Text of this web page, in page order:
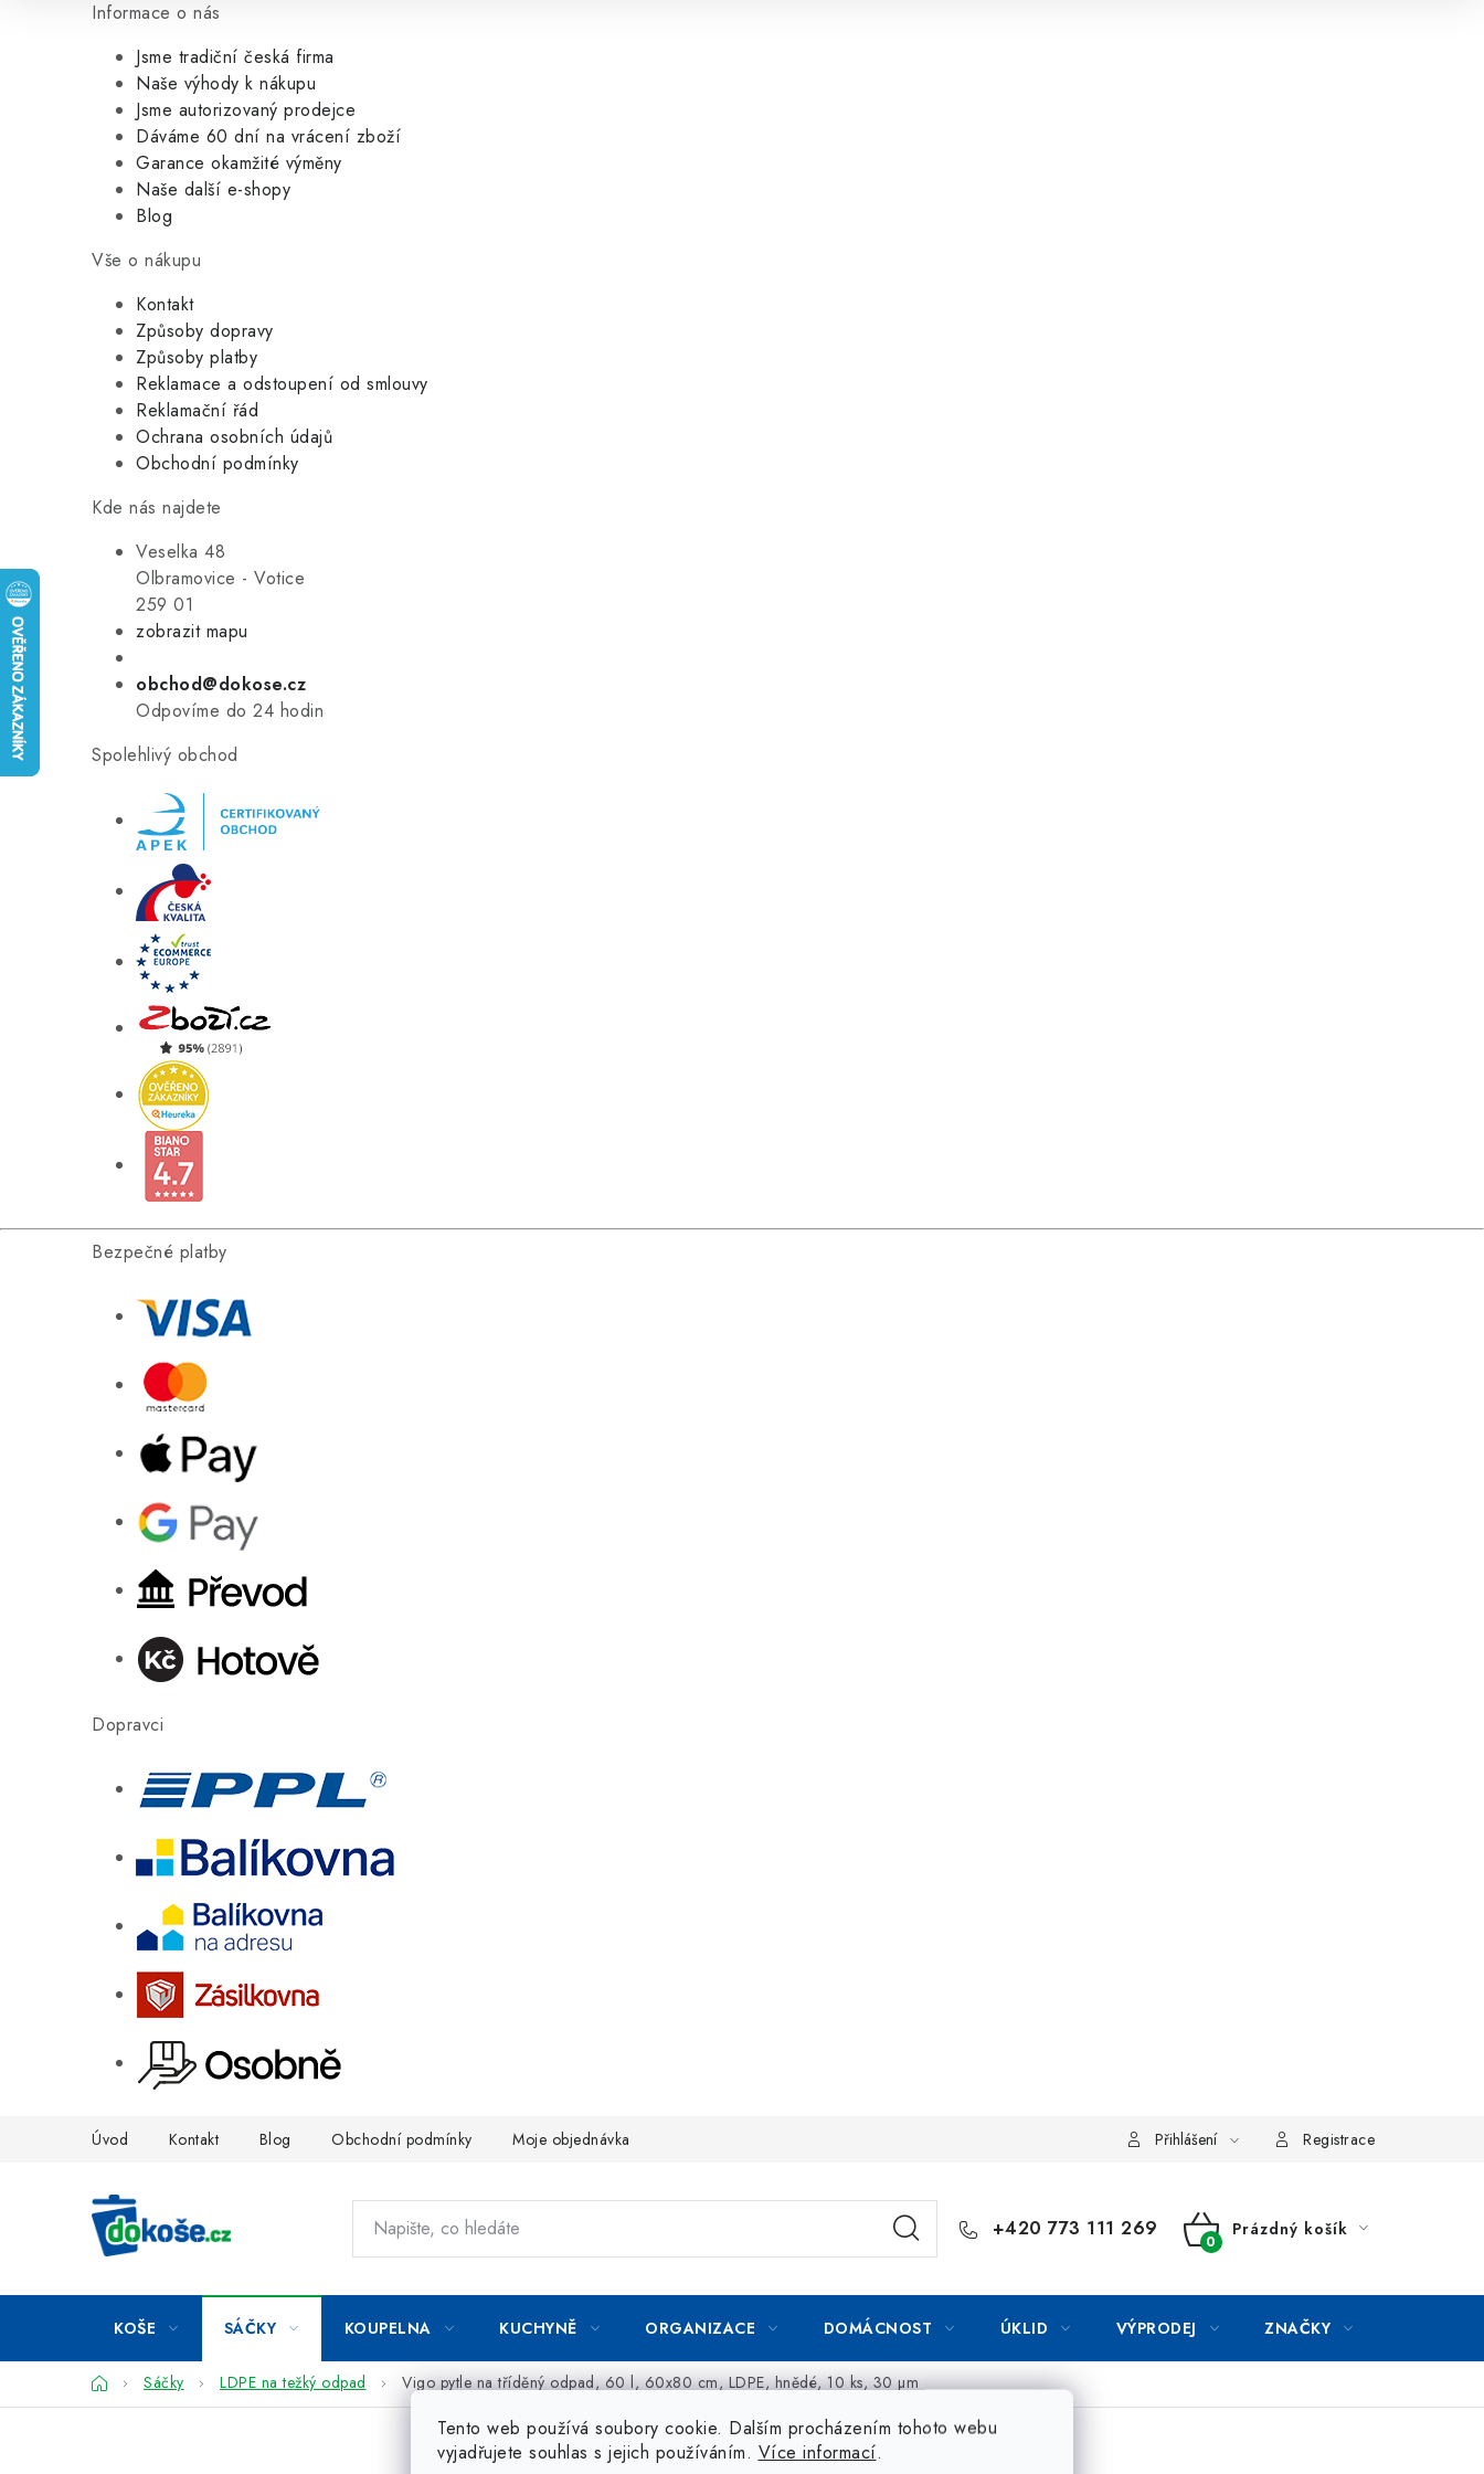
Informace o nás
Jsme tradiční česká firma
Naše výhody k nákupu
Jsme autorizovaný prodejce
Dáváme 60 dní na vrácení zboží
Garance okamžité výměny
Naše další e-shopy
Blog
Vše o nákupu
Kontakt
Způsoby dopravy
Způsoby platby
Reklamace a odstoupení od smlouvy
Reklamační řád
Ochrana osobních údajů
Obchodní podmínky
Kde nás najdete
Veselka 48
Olbramovice - Votice
259 01
zobrazit mapu
obchod@dokose.cz
Odpovíme do 24 hodin
Spolehlivý obchod
Bezpečné platby
Dopravci
Tento web používá soubory cookie. Dalším procházením tohoto webu
vyjadřujete souhlas s jejich používáním. Více informací.
Úvod Kontakt Blog Obchodní podmínky Moje objednávka Přihlášení Registrace
+420 773 111 269
NÁKUPNÍ
Prázdný košík
KOŠE SÁČKY KOUPELNA KUCHYNĚ ORGANIZACE DOMÁCNOST ÚKLID VÝPRODEJ ZNAČKY
DomůSáčky LDPE na težký odpad Vigo pytle na tříděný odpad, 60 l, 60x80 cm, LDPE, hnědé, 10 ks, 30 µm